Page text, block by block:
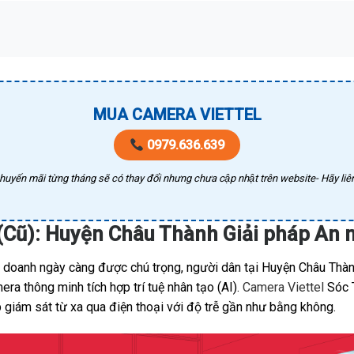
MUA CAMERA VIETTEL
0979.636.639
mãi từng tháng sẽ có thay đổi nhưng chưa cập nhật trên website- Hãy
Huyện Châu Thành Giải pháp An
ngày càng được chú trọng, người dân tại Huyện Châu
thông minh tích hợp trí tuệ nhân tạo (AI). Camera Viettel Sóc
giám sát từ xa qua điện thoại với độ trễ gần như bằng không.